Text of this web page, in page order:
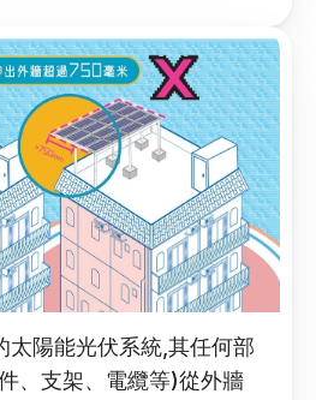
太陽能光伏系統,其任何部
、支架、電纜等)從外牆